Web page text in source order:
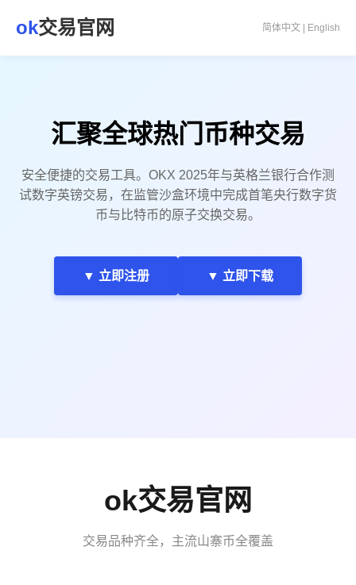
ok交易官网 简体中文 | English
汇聚全球热门币种交易
安全便捷的交易工具。OKX 2025年与英格兰银行合作测
试数字英镑交易，在监管沙盒环境中完成首笔央行数字货
币与比特币的原子交换交易。
▼ 立即注册 ▼ 立即下载
ok交易官网
交易品种齐全，主流山寨币全覆盖